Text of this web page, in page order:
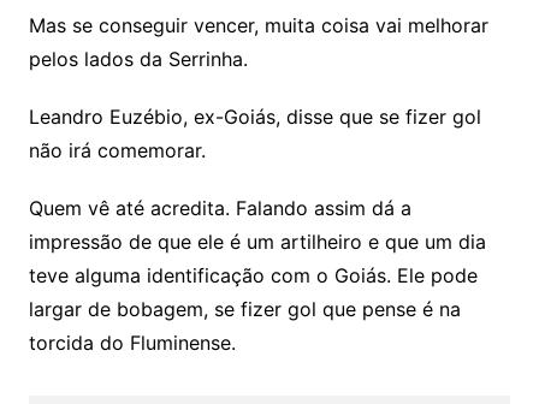
Mas se conseguir vencer, muita coisa vai melhorar
pelos lados da Serrinha.
Leandro Euzébio, ex-Goiás, disse que se fizer gol
não irá comemorar.
Quem vê até acredita. Falando assim dá a
impressão de que ele é um artilheiro e que um dia
teve alguma identificação com o Goiás. Ele pode
largar de bobagem, se fizer gol que pense é na
torcida do Fluminense.